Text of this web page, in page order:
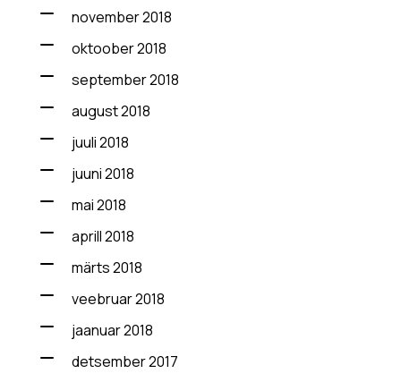
november 2018
oktoober 2018
september 2018
august 2018
juuli 2018
juuni 2018
mai 2018
aprill 2018
märts 2018
veebruar 2018
jaanuar 2018
detsember 2017